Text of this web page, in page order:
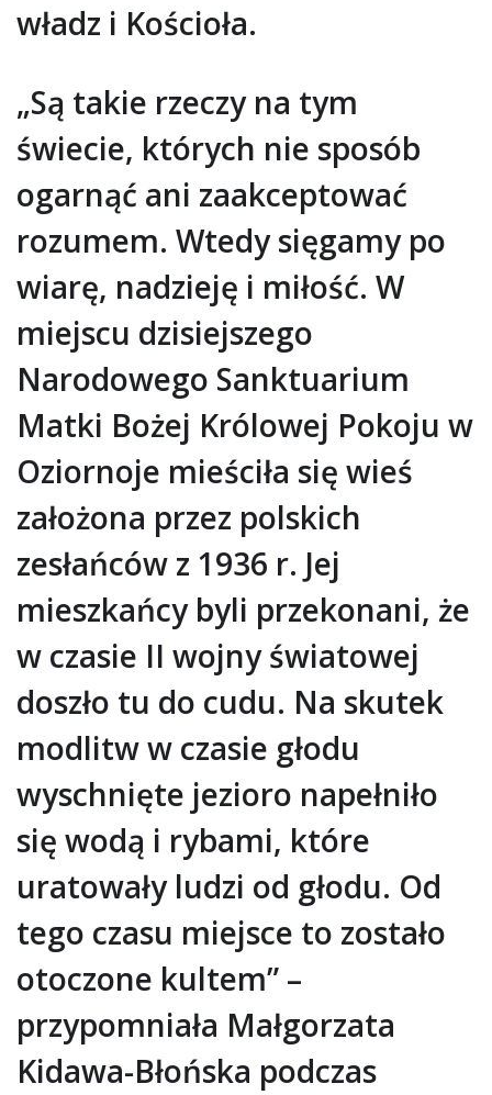
władz i Kościoła.
„Są takie rzeczy na tym
świecie, których nie sposób
ogarnąć ani zaakceptować
rozumem. Wtedy sięgamy po
wiarę, nadzieję i miłość. W
miejscu dzisiejszego
Narodowego Sanktuarium
Matki Bożej Królowej Pokoju w
Oziornoje mieściła się wieś
założona przez polskich
zesłańców z 1936 r. Jej
mieszkańcy byli przekonani, że
w czasie II wojny światowej
doszło tu do cudu. Na skutek
modlitw w czasie głodu
wyschnięte jezioro napełniło
się wodą i rybami, które
uratowały ludzi od głodu. Od
tego czasu miejsce to zostało
otoczone kultem” –
przypomniała Małgorzata
Kidawa-Błońska podczas